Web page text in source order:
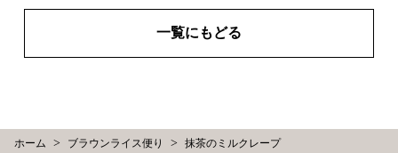
一覧にもどる
ホーム > ブラウンライス便り > 抹茶のミルクレープ